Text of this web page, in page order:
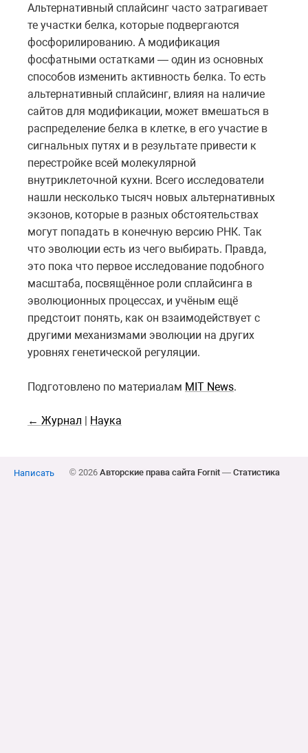
Альтернативный сплайсинг часто затрагивает
те участки белка, которые подвергаются
фосфорилированию. А модификация
фосфатными остатками — один из основных
способов изменить активность белка. То есть
альтернативный сплайсинг, влияя на наличие
сайтов для модификации, может вмешаться в
распределение белка в клетке, в его участие в
сигнальных путях и в результате привести к
перестройке всей молекулярной
внутриклеточной кухни. Всего исследователи
нашли несколько тысяч новых альтернативных
экзонов, которые в разных обстоятельствах
могут попадать в конечную версию РНК. Так
что эволюции есть из чего выбирать. Правда,
это пока что первое исследование подобного
масштаба, посвящённое роли сплайсинга в
эволюционных процессах, и учёным ещё
предстоит понять, как он взаимодействует с
другими механизмами эволюции на других
уровнях генетической регуляции.
Подготовлено по материалам MIT News.
← Журнал | Наука
Написать © 2026 Авторские права сайта Fornit— Статистика